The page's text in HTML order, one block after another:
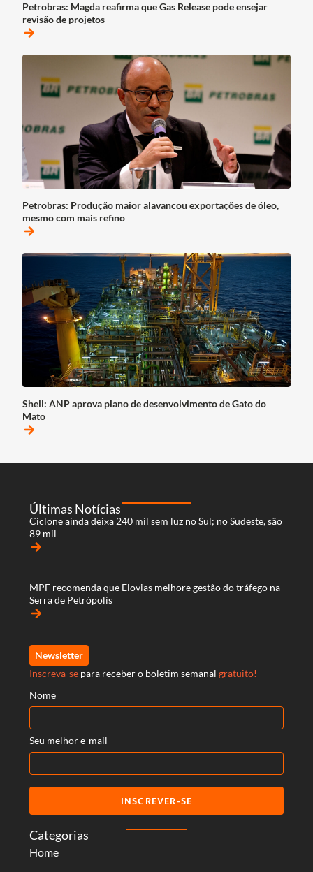
Petrobras: Magda reafirma que Gas Release pode ensejar
revisão de projetos
arrow_forward
Petrobras: Produção maior alavancou exportações de óleo,
mesmo com mais refino
arrow_forward
Shell: ANP aprova plano de desenvolvimento de Gato do
Mato
arrow_forward
Categorias
Home
Últimas Notícias
Ciclone ainda deixa 240 mil sem luz no Sul; no Sudeste, são
89 mil
arrow_forward
MPF recomenda que Elovias melhore gestão do tráfego na
Serra de Petrópolis
arrow_forward
Newsletter
Inscreva-se para receber o boletim semanal gratuito!
Nome
Seu melhor e-mail
INSCREVER-SE